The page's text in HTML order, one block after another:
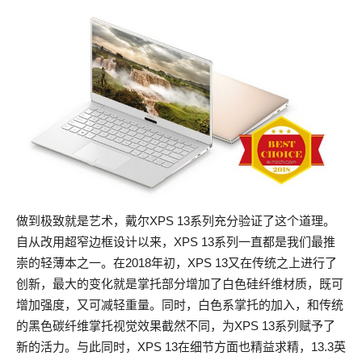
做到极致就是艺术，戴尔XPS 13系列充分验证了这个道理。
自从改用超窄边框设计以来，XPS 13系列一直都是我们最推
崇的轻薄本之一。在2018年初，XPS 13又在传统之上进行了
创新，最大的变化就是掌托部分增加了白色硅纤维材质，既可
增加强度，又可减轻重量。同时，白色系掌托的加入，和传统
的黑色碳纤维掌托视觉效果截然不同，为XPS 13系列赋予了
新的活力。与此同时，XPS 13在细节方面也精益求精，13.3英